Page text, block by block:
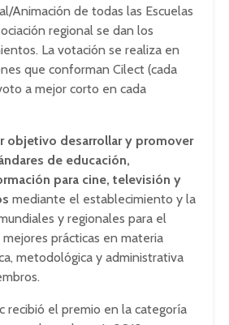
Animación de todas las Escuelas
regional se dan los
La votación se realiza en
que conforman Cilect (cada
a mejor corto en cada
objetivo desarrollar y promover
de educación,
para cine, televisión y
mediante el establecimiento y la
y regionales para el
prácticas en materia
metodológica y administrativa
recibió el premio en la categoría